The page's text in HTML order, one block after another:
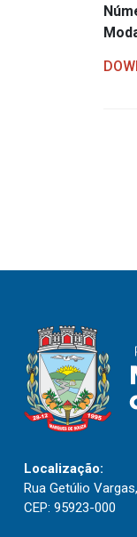
Radar da
Localização:
Rua Getúlio
CEP: 95923-000